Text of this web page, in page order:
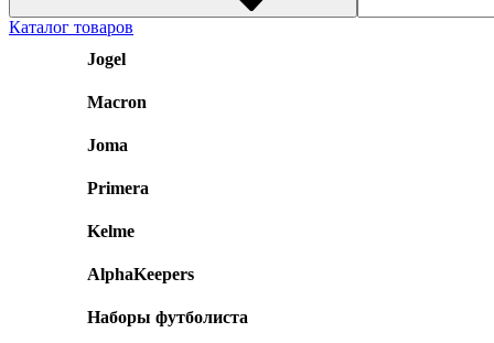
Каталог товаров
Jogel
Macron
Joma
Primera
Kelme
AlphaKeepers
Наборы футболиста